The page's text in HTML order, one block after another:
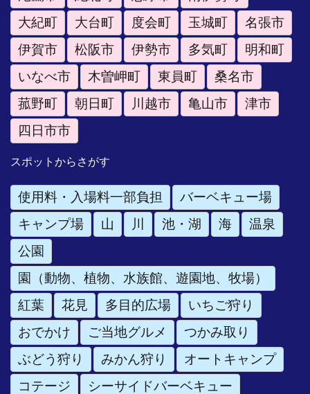
大紀町
大台町 度会町 玉城町
名張市
伊賀市
松阪市 伊勢市 多気町
明和町
いなべ市
木曽岬町 東員町
桑名市
菰野町
朝日町 川越市 亀山市
津市
四日市市
スポットからさがす
使用料・入場料一部負担
バーベキュー場
キャンプ場
山 川 池・湖 海
温泉
公園
園（動物、植物、水族館、遊園地、牧場）
紅葉
花見 多目的広場
いちご狩り
おでかけ
ご当地グルメ
つかみ取り
ぶどう狩り
みかん狩り
オートキャンプ
コテージ
シーサイドバーベキュー